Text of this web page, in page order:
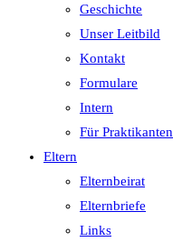
Geschichte
Unser Leitbild
Kontakt
Formulare
Intern
Für Praktikanten
Eltern
Elternbeirat
Elternbriefe
Links